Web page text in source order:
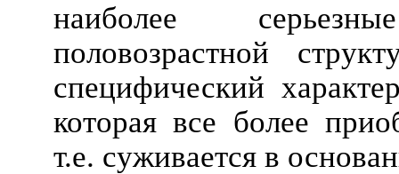
наиболее
половозрастной
специфический
которая все более
т.е. суживается в